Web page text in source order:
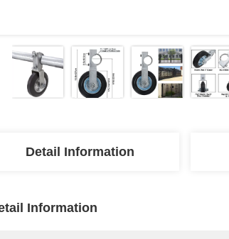
Detail Information
Information